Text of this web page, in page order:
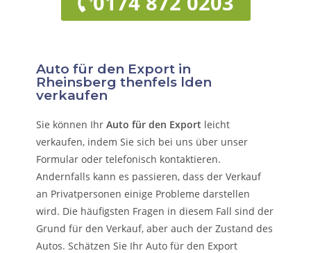
Auto für den Export in
Rheinsberg thenfels lden
verkaufen
Sie können IhrAuto für den Export leicht
verkaufen, indem Sie sich bei uns über unser
Formular oder telefonisch kontaktieren.
Andernfalls kann es passieren, dass der Verkauf
an Privatpersonen einige Probleme darstellen
wird. Die häufigsten Fragen in diesem Fall sind der
Grund für den Verkauf, aber auch der Zustand des
Autos. Schätzen Sie Ihr Auto für den Export